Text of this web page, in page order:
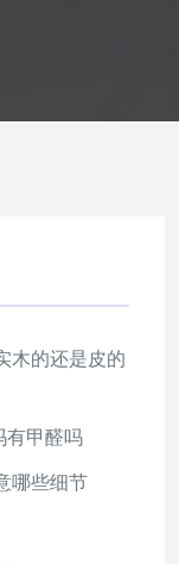
木的还是皮的
甲醛吗
哪些细节